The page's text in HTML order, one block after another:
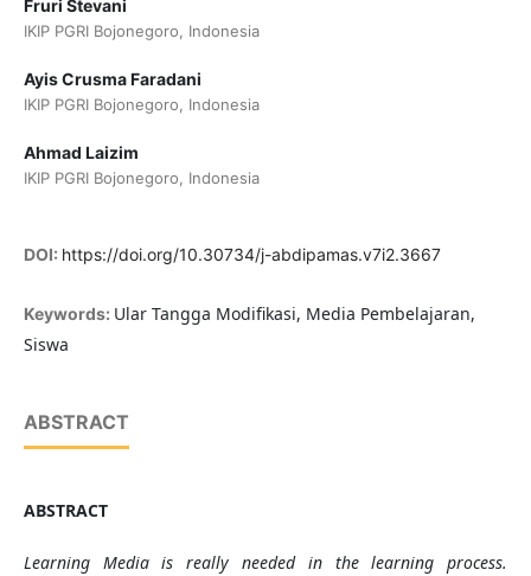
Fruri Stevani
IKIP PGRI Bojonegoro, Indonesia
Ayis Crusma Faradani
IKIP PGRI Bojonegoro, Indonesia
Ahmad Laizim
IKIP PGRI Bojonegoro, Indonesia
DOI: https://doi.org/10.30734/j-abdipamas.v7i2.3667
Keywords: Ular Tangga Modifikasi, Media Pembelajaran,
Siswa
ABSTRACT
ABSTRACT
Learning Media is really needed in the learning process.